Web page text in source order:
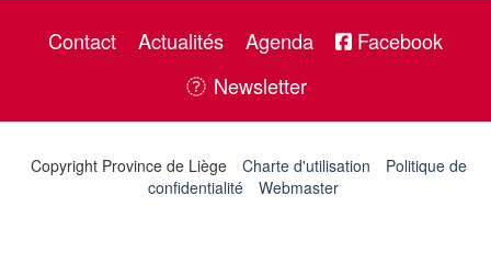
Contact Actualités Agenda
Facebook
Newsletter
Copyright Province de Liège Charte d'utilisation
Politique de
confidentialité
Webmaster